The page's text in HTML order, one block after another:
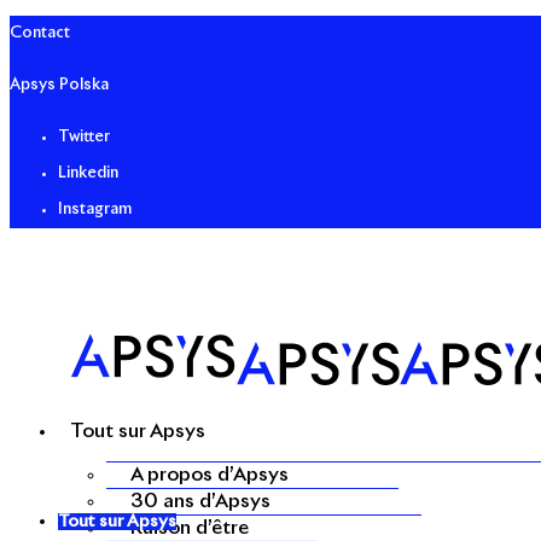
Contact
Apsys Polska
Twitter
Linkedin
Instagram
Tout sur Apsys
A propos d’Apsys
30 ans d’Apsys
Raison d’être
Tout sur Apsys